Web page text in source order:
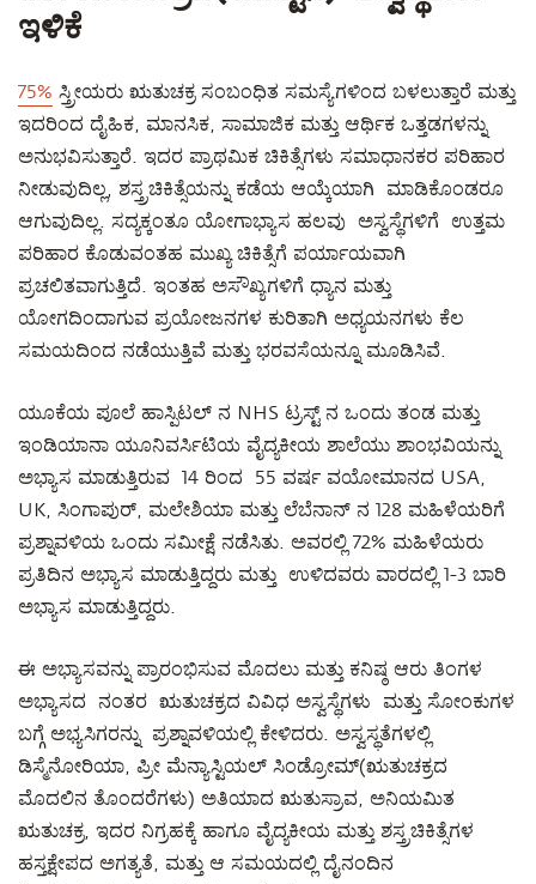
ಇಳಿಕೆ
75% ಸ್ತ್ರೀಯರು ಋತುಚಕ್ರ ಸಂಬಂಧಿತ ಸಮಸ್ಯೆಗಳಿಂದ ಬಳಲುತ್ತಾರೆ ಮತ್ತು
ಇದರಿಂದ ದೈಹಿಕ, ಮಾನಸಿಕ, ಸಾಮಾಜಿಕ ಮತ್ತು ಆರ್ಥಿಕ ಒತ್ತಡಗಳನ್ನು
ಅನುಭವಿಸುತ್ತಾರೆ. ಇದರ ಪ್ರಾಥಮಿಕ ಚಿಕಿತ್ಸೆಗಳು ಸಮಾಧಾನಕರ ಪರಿಹಾರ
ನೀಡುವುದಿಲ್ಲ, ಶಸ್ತ್ರಚಿಕಿತ್ಸೆಯನ್ನು ಕಡೆಯ ಆಯ್ಕೆಯಾಗಿ ಮಾಡಿಕೊಂಡರೂ
ಆಗುವುದಿಲ್ಲ. ಸದ್ಯಕ್ಕಂತೂ ಯೋಗಾಭ್ಯಾಸ ಹಲವು ಅಸ್ವಸ್ಥೆಗಳಿಗೆ ಉತ್ತಮ
ಪರಿಹಾರ ಕೊಡುವಂತಹ ಮುಖ್ಯ ಚಿಕಿತ್ಸೆಗೆ ಪರ್ಯಾಯವಾಗಿ
ಪ್ರಚಲಿತವಾಗುತ್ತಿದೆ. ಇಂತಹ ಅಸೌಖ್ಯಗಳಿಗೆ ಧ್ಯಾನ ಮತ್ತು
ಯೋಗದಿಂದಾಗುವ ಪ್ರಯೋಜನಗಳ ಕುರಿತಾಗಿ ಅಧ್ಯಯನಗಳು ಕೆಲ
ಸಮಯದಿಂದ ನಡೆಯುತ್ತಿವೆ ಮತ್ತು ಭರವಸೆಯನ್ನೂ ಮೂಡಿಸಿವೆ.
ಯೂಕೆಯ ಪೂಲೆ ಹಾಸ್ಪಿಟಲ್ ನ NHS ಟ್ರಸ್ಟ್ ನ ಒಂದು ತಂಡ ಮತ್ತು
ಇಂಡಿಯಾನಾ ಯೂನಿವರ್ಸಿಟಿಯ ವೈದ್ಯಕೀಯ ಶಾಲೆಯು ಶಾಂಭವಿಯನ್ನು
ಅಭ್ಯಾಸ ಮಾಡುತ್ತಿರುವ 14 ರಿಂದ 55 ವರ್ಷ ವಯೋಮಾನದ USA,
UK, ಸಿಂಗಾಪುರ್, ಮಲೇಶಿಯಾ ಮತ್ತು ಲೆಬೆನಾನ್ ನ 128 ಮಹಿಳೆಯರಿಗೆ
ಪ್ರಶ್ನಾವಳಿಯ ಒಂದು ಸಮೀಕ್ಷೆ ನಡೆಸಿತು. ಅವರಲ್ಲಿ 72% ಮಹಿಳೆಯರು
ಪ್ರತಿದಿನ ಅಭ್ಯಾಸ ಮಾಡುತ್ತಿದ್ದರು ಮತ್ತು ಉಳಿದವರು ವಾರದಲ್ಲಿ 1-3 ಬಾರಿ
ಅಭ್ಯಾಸ ಮಾಡುತ್ತಿದ್ದರು.
ಈ ಅಭ್ಯಾಸವನ್ನು ಪ್ರಾರಂಭಿಸುವ ಮೊದಲು ಮತ್ತು ಕನಿಷ್ಠ ಆರು ತಿಂಗಳ
ಅಭ್ಯಾಸದ ನಂತರ ಋತುಚಕ್ರದ ವಿವಿಧ ಅಸ್ವಸ್ಥೆಗಳು ಮತ್ತು ಸೋಂಕುಗಳ
ಬಗ್ಗೆ ಅಭ್ಯಸಿಗರನ್ನು ಪ್ರಶ್ನಾವಳಿಯಲ್ಲಿ ಕೇಳಿದರು. ಅಸ್ವಸ್ಥತೆಗಳಲ್ಲಿ
ಡಿಸ್ಮೆನೋರಿಯಾ, ಪ್ರೀ ಮೆನ್ಯಾಸ್ಟಿಯಲ್ ಸಿಂಡ್ರೋಮ್(ಋತುಚಕ್ರದ
ಮೊದಲಿನ ತೊಂದರೆಗಳು) ಅತಿಯಾದ ಋತುಸ್ರಾವ, ಅನಿಯಮಿತ
ಋತುಚಕ್ರ, ಇದರ ನಿಗ್ರಹಕ್ಕೆ ಹಾಗೂ ವೈದ್ಯಕೀಯ ಮತ್ತು ಶಸ್ತ್ರಚಿಕಿತ್ಸೆಗಳ
ಹಸ್ತಕ್ಷೇಪದ ಅಗತ್ಯತೆ, ಮತ್ತು ಆ ಸಮಯದಲ್ಲಿ ದೈನಂದಿನ